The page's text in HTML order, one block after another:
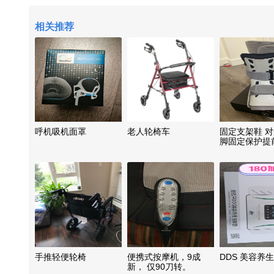
相关推荐
呼机吸机面罩 老人轮椅车
固定支架鞋
脚固定保护提
手推轻便轮椅
便携式按摩机，9成
新， 仅90刀转。
DDS 美容养